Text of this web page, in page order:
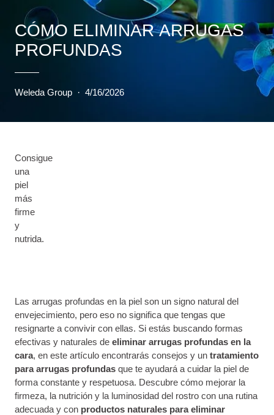
CÓMO ELIMINAR ARRUGAS
PROFUNDAS
Weleda Group · 4/16/2026
Consigue
una
piel
más
firme
y
nutrida.
Las arrugas profundas en la piel son un signo natural del
envejecimiento, pero eso no significa que tengas que
resignarte a convivir con ellas. Si estás buscando formas
efectivas y naturales de eliminar arrugas profundas en la
cara, en este artículo encontrarás consejos y un tratamiento
para arrugas profundas que te ayudará a cuidar la piel de
forma constante y respetuosa. Descubre cómo mejorar la
firmeza, la nutrición y la luminosidad del rostro con una rutina
adecuada y con productos naturales para eliminar